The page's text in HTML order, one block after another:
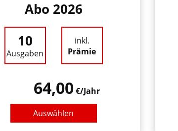
Abo 2026
10
Ausgaben
inkl.
Prämie
64,00€/Jahr
Auswählen